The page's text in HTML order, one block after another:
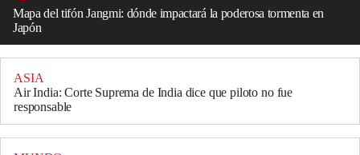
Mapa del tifón Jangmi: dónde impactará la poderosa tormenta en
Japón
ASIA
Air India: Corte Suprema de India dice que piloto no fue
responsable